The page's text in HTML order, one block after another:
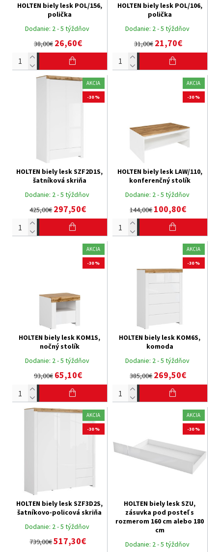
Dodanie: 2 - 5 týždňov
HOLTEN biely lesk POL/156,
polička
38,00€ 26,60€
Dodanie: 2 - 5 týždňov
HOLTEN biely lesk POL/106,
polička
31,00€ 21,70€
AKCIA
-30 %
Dodanie: 2 - 5 týždňov
HOLTEN biely lesk SZF2D1S,
šatníková skriňa
425,00€297,50€
AKCIA
-30 %
Dodanie: 2 - 5 týždňov
HOLTEN biely lesk LAW/110,
konferenčný stolík
144,00€100,80€
AKCIA
-30 %
Dodanie: 2 - 5 týždňov
HOLTEN biely lesk KOM1S,
nočný stolík
93,00€ 65,10€
AKCIA
-30 %
Dodanie: 2 - 5 týždňov
HOLTEN biely lesk KOM6S,
komoda
385,00€269,50€
AKCIA
-30 %
Dodanie: 2 - 5 týždňov
HOLTEN biely lesk SZF3D2S,
šatníkovo-policová skriňa
739,00€517,30€
AKCIA
-30 %
Dodanie: 2 - 5 týždňov
HOLTEN biely lesk SZU,
zásuvka pod posteľ s
rozmerom 160 cm alebo 180
cm